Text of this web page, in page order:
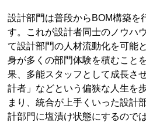
設計部門は普段からBOM構築を
す。これが設計者同士のノウハ
て設計部門の人材流動化を可能
身が多くの部門体験を積むこと
果、多能スタッフとして成長さ
計者」などという偏狭な人生を
まり、統合が上手くいった設計
計部門に塩漬け状態にするので